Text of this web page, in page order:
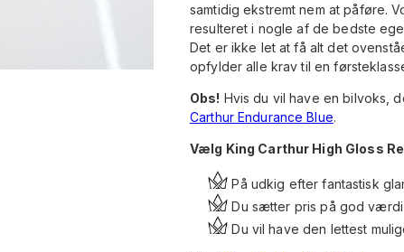
samtidig ekstremt nem at påføre.
resulteret i nogle af de bedste
Det er ikke let at få alt det
opfylder alle krav til en
Obs! Hvis du vil have en bilvoks,
Carthur Endurance Blue.
Vælg King Carthur High Gloss
På udkig efter fantastisk
Du sætter pris på god
Du vil have den lettest